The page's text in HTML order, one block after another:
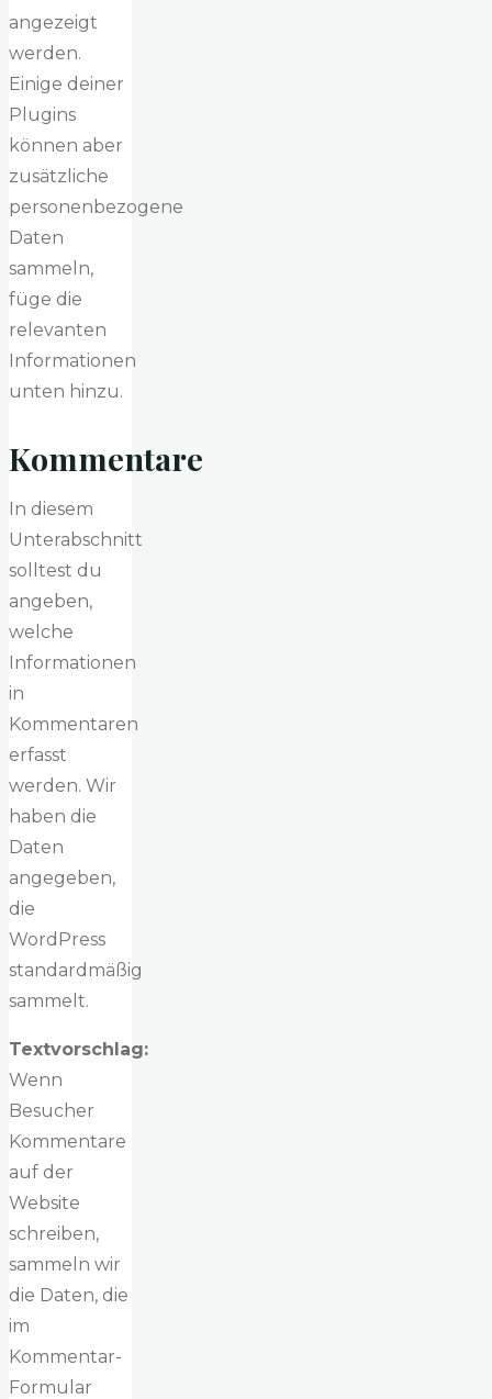
angezeigt
werden.
Einige deiner
Plugins
können aber
zusätzliche
personenbezogene
Daten
sammeln,
füge die
relevanten
Informationen
unten hinzu.
Kommentare
In diesem
Unterabschnitt
solltest du
angeben,
welche
Informationen
in
Kommentaren
erfasst
werden. Wir
haben die
Daten
angegeben,
die
WordPress
standardmäßig
sammelt.
Textvorschlag:
Wenn
Besucher
Kommentare
auf der
Website
schreiben,
sammeln wir
die Daten, die
im
Kommentar-
Formular